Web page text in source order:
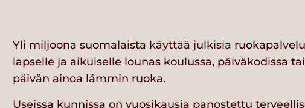
Yli miljoona suomalaista käyttää julkisia
lapselle ja aikuiselle lounas koulussa, päiväkodissa
päivän ainoa lämmin ruoka.
Useissa kunnissa on vuosikausia panostettu